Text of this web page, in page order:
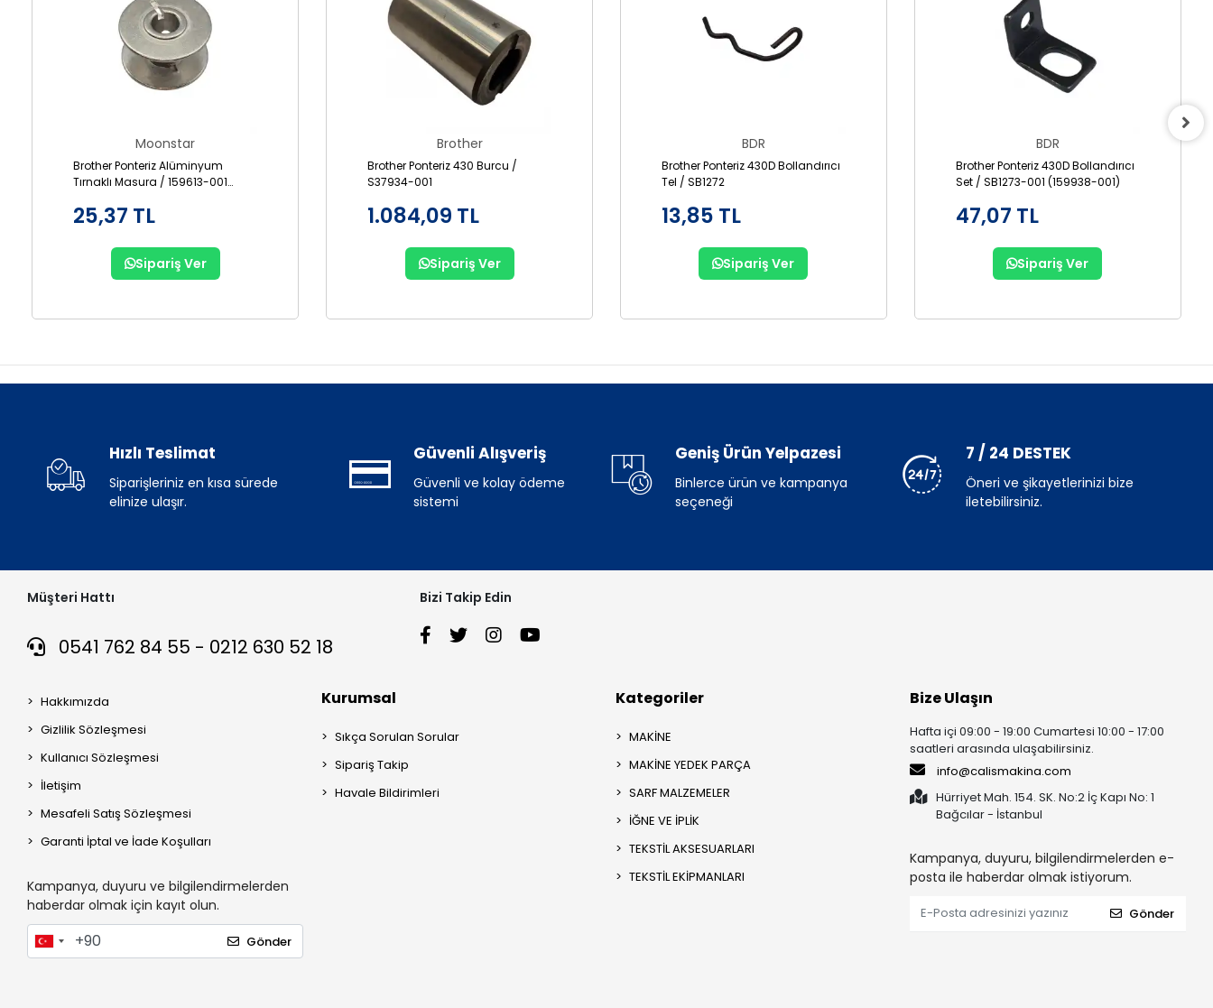
Moonstar
Brother Ponteriz Alüminyum
Tırnaklı Masura / 159613-001
25,37 TL
Sipariş Ver
Brother
Brother Ponteriz 430 Burcu /
S37934-001
1.084,09 TL
Sipariş Ver
BDR
Brother Ponteriz 430D Bollandırıcı
Tel / SB1272
13,85 TL
Sipariş Ver
BDR
Brother Ponteriz 430D Bollandırıcı
Set / SB1273-001 (159938-001)
47,07 TL
Sipariş Ver
Hızlı Teslimat
Siparişleriniz en kısa sürede
elinize ulaşır.
Güvenli Alışveriş
Güvenli ve kolay ödeme
sistemi
Geniş Ürün Yelpazesi
Binlerce ürün ve kampanya
seçeneği
7 / 24 DESTEK
Öneri ve şikayetlerinizi bize
iletebilirsiniz.
Müşteri Hattı
0541 762 84 55 - 0212 630 52 18
Bizi Takip Edin
Hakkımızda
Gizlilik Sözleşmesi
Kullanıcı Sözleşmesi
İletişim
Mesafeli Satış Sözleşmesi
Garanti İptal ve İade Koşulları
Kampanya, duyuru ve bilgilendirmelerden
haberdar olmak için kayıt olun.
Gönder
Kurumsal
Sıkça Sorulan Sorular
Sipariş Takip
Havale Bildirimleri
Kategoriler
MAKİNE
MAKİNE YEDEK PARÇA
SARF MALZEMELER
İĞNE VE İPLİK
TEKSTİL AKSESUARLARI
TEKSTİL EKİPMANLARI
Bize Ulaşın
Hafta içi 09:00 - 19:00 Cumartesi 10:00 - 17:00
saatleri arasında ulaşabilirsiniz.
info@calismakina.com
Hürriyet Mah. 154. SK. No:2 İç Kapı No: 1
Bağcılar - İstanbul
Kampanya, duyuru, bilgilendirmelerden e-
posta ile haberdar olmak istiyorum.
Gönder